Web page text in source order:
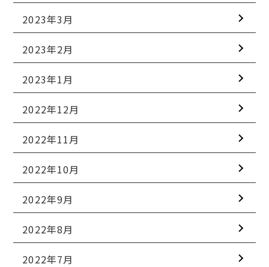
2023年3月
2023年2月
2023年1月
2022年12月
2022年11月
2022年10月
2022年9月
2022年8月
2022年7月